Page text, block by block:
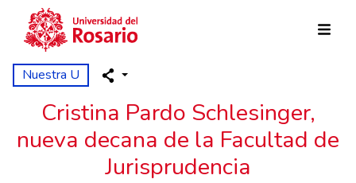
Skip to main content
Nuestra U
Cristina Pardo Schlesinger,
nueva decana de la Facultad de
Jurisprudencia